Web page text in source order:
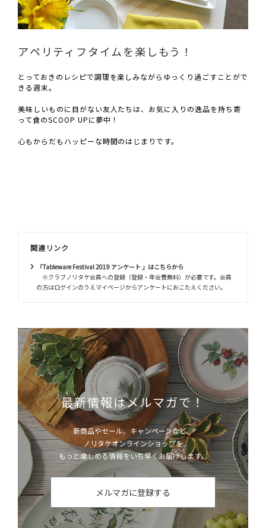
アペリティフタイムを楽しもう！
とっておきのレシピで調理を楽しみながらゆっくり過ごすことがで
きる週末。
美味しいものに目がない友人たちは、お気に入りの逸品を持ち寄
って食のSCOOP UPに夢中！
心もからだもハッピーな時間のはじまりです。
関連リンク
「Tableware Festival 2019 アンケート 」はこちらから
※クラブノリタケ会員への登録（登録・年会費無料）が必要です。会員
の方はログインのうえマイページからアンケートにおこたえください。
最新情報はメルマガで！
新商品やセール、キャンペーンなど、
ノリタケオンラインショップを
もっと楽しめる情報をいち早くお届けします。
メルマガに登録する